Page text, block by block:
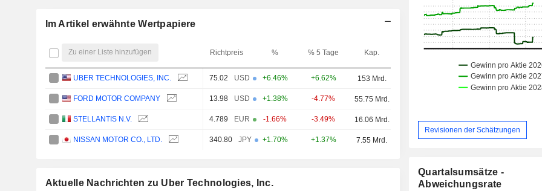
Im Artikel erwähnte Wertpapiere
Zu einer Liste hinzufügen Richtpreis % % 5 Tage Kap.
UBER TECHNOLOGIES, INC. 75.02 USD +6.46% +6.62% 153 Mrd.
FORD MOTOR COMPANY 13.98 USD +1.38% -4.77% 55.75 Mrd.
STELLANTIS N.V. 4.789 EUR -1.66% -3.49% 16.06 Mrd.
NISSAN MOTOR CO., LTD. 340.80 JPY +1.70% +1.37% 7.55 Mrd.
Aktuelle Nachrichten zu Uber Technologies, Inc.
Revisionen der Schätzungen
Quartalsumsätze -
Abweichungsrate